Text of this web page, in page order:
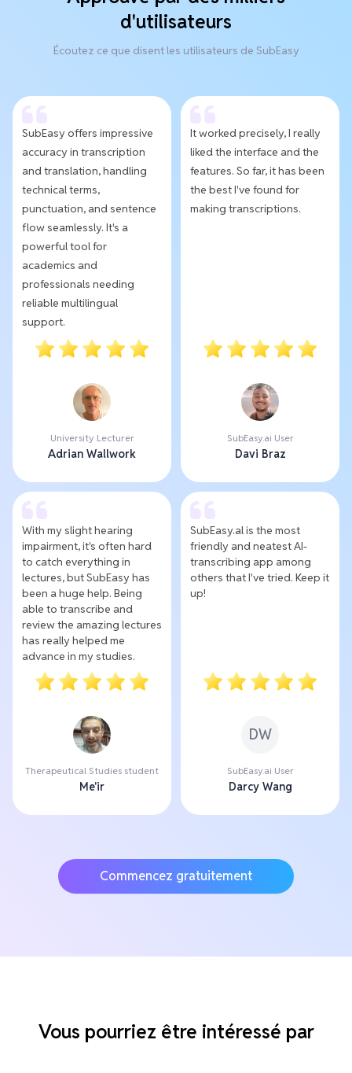
d'utilisateurs
Écoutez ce que disent les utilisateurs de SubEasy
SubEasy offers impressive
accuracy in transcription
and translation, handling
technical terms,
punctuation, and sentence
flow seamlessly. It's a
powerful tool for
academics and
professionals needing
reliable multilingual
support.
University Lecturer
Adrian Wallwork
It worked precisely, I really
liked the interface and the
features. So far, it has been
the best I've found for
making transcriptions.
SubEasy.ai User
Davi Braz
With my slight hearing
impairment, it's often hard
to catch everything in
lectures, but SubEasy has
been a huge help. Being
able to transcribe and
review the amazing lectures
has really helped me
advance in my studies.
Therapeutical Studies student
Me'ir
SubEasy.al is the most
friendly and neatest AI-
transcribing app among
others that I've tried. Keep it
up!
DW
SubEasy.ai User
Darcy Wang
Commencez gratuitement
Vous pourriez être intéressé par